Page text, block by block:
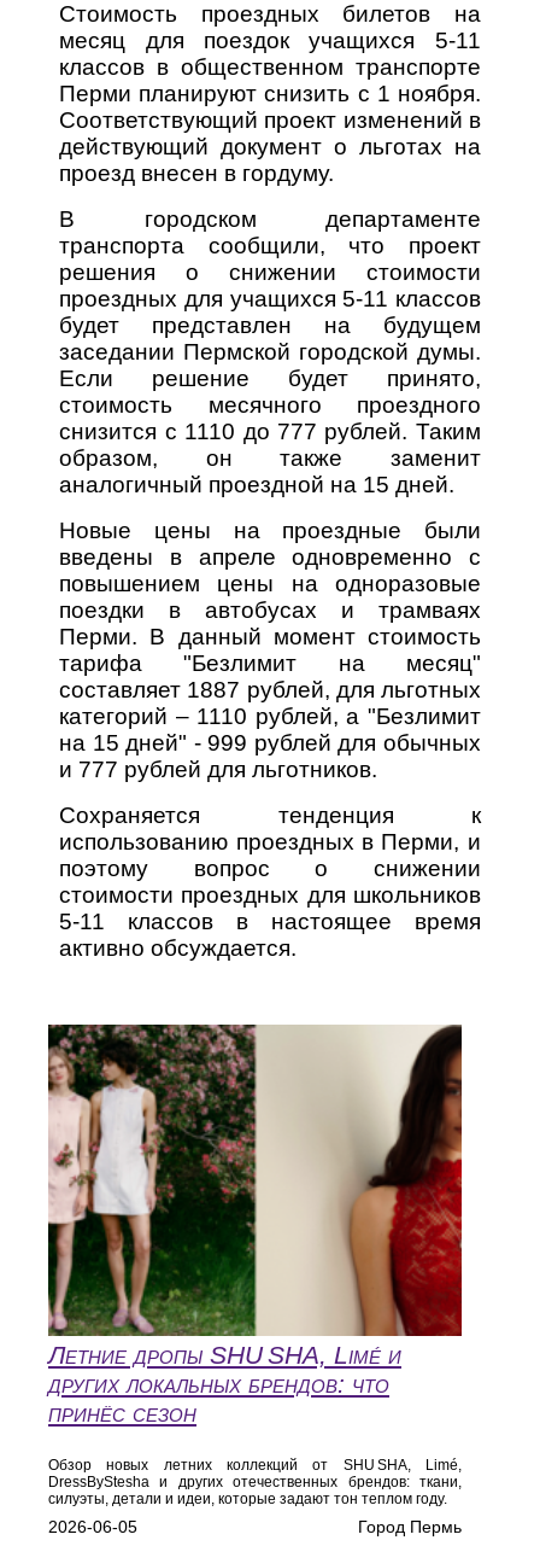
Стоимость проездных билетов на
месяц для поездок учащихся 5-11
классов в общественном транспорте
Перми планируют снизить с 1 ноября.
Соответствующий проект изменений в
действующий документ о льготах на
проезд внесен в гордуму.
В городском департаменте
транспорта сообщили, что проект
решения о снижении стоимости
проездных для учащихся 5-11 классов
будет представлен на будущем
заседании Пермской городской думы.
Если решение будет принято,
стоимость месячного проездного
снизится с 1110 до 777 рублей. Таким
образом, он также заменит
аналогичный проездной на 15 дней.
Новые цены на проездные были
введены в апреле одновременно с
повышением цены на одноразовые
поездки в автобусах и трамваях
Перми. В данный момент стоимость
тарифа "Безлимит на месяц"
составляет 1887 рублей, для льготных
категорий – 1110 рублей, а "Безлимит
на 15 дней" - 999 рублей для обычных
и 777 рублей для льготников.
Сохраняется тенденция к
использованию проездных в Перми, и
поэтому вопрос о снижении
стоимости проездных для школьников
5-11 классов в настоящее время
активно обсуждается.
Летние дропы SHU SHA, Limé и
других локальных брендов: что
принёс сезон
Обзор новых летних коллекций от SHU SHA, Limé,
DressByStesha и других отечественных брендов: ткани,
силуэты, детали и идеи, которые задают тон теплом году.
2026-06-05 Город Пермь